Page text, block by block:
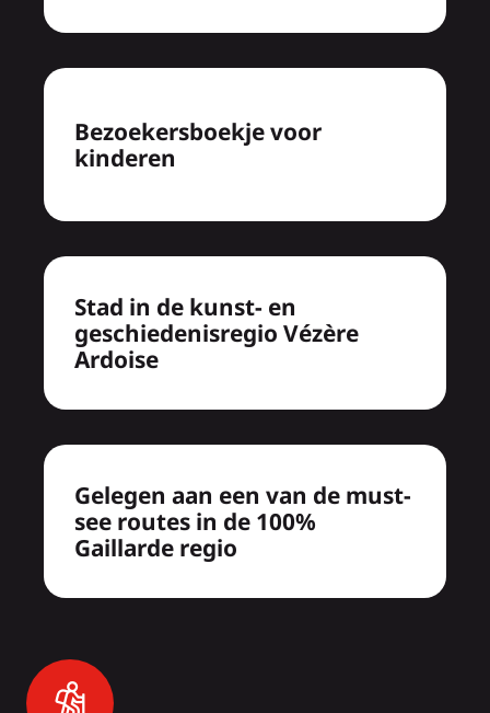
Bezoekersboekje voor
kinderen
Stad in de kunst- en
geschiedenisregio Vézère
Ardoise
Gelegen aan een van de must-
see routes in de 100%
Gaillarde regio